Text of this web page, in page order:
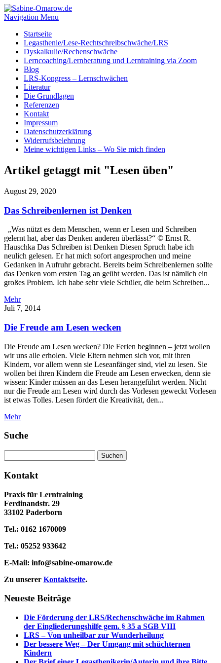
Navigation Menu
Startseite
Legasthenie/Lese-Rechtschreibschwäche/LRS
Dyskalkulie/Rechenschwäche
Lerncoaching/Lernberatung und Lerntraining via Zoom
Blog
LRS-Kongress – Lernschwächen
Literatur
Die Grundlagen
Referenzen
Kontakt
Impressum
Datenschutzerklärung
Widerrufsbelehrung
Meine wichtigen Links – Wo Sie mich finden
Artikel getaggt mit "Lesen üben"
August 29, 2020
Das Schreibenlernen ist Denken
„Was nützt es dem Menschen, wenn er Lesen und Schreiben
gelernt hat, aber das Denken anderen überlässt?“ © Ernst R.
Hauschka Das Schreiben ist Denken Diesen Spruch habe ich
neulich gelesen. Er hat mich sofort angesprochen und meine
Gedanken in Aufruhr gebracht. Bereits beim Schreibenlernen sollte
das Denken vom ersten Tag an geübt werden. Das ist nämlich ein
großes Problem. Ich habe sehr viele Schüler, die beim Schreiben...
Mehr
Juli 7, 2014
Die Freude am Lesen wecken
Die Freude am Lesen wecken? Die Ferien beginnen – jetzt wollen
wir uns alle erholen. Viele Eltern nehmen sich vor, mit ihren
Kindern, vor allem wenn sie Leseanfänger sind, viel zu lesen. Sie
wollen bei ihren Kindern die Freude am Lesen erwecken, denn sie
wissen: Kinder müssen an das Lesen herangeführt werden. Nicht
nur die Freude am Lesen wird durch das Vorlesen geweckt Vorlesen
ist etwas Tolles. Lesen fördert die Kreativität, den...
Mehr
Suche
nach:
Kontakt
Praxis für Lerntraining
Ferdinandstr. 29
33102 Paderborn
Tel.: 0162 1670009
Tel.: 05252 933642
E-Mail: info@sabine-omarow.de
Zu unserer Kontaktseite.
Neueste Beiträge
Die Förderung der LRS/Rechenschwäche im Rahmen
der Eingliederungshilfe gem. § 35 a SGB VIII
LRS – Von unheilbar zur Wunderheilung
Der bessere Weg – Der Umgang mit schüchternen
Kindern